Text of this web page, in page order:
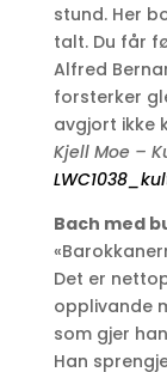
stund. Her
talt. Du får
Alfred
forsterker
avgjort ikke
Kjell Moe –
Bach med
Det er
opplivande
som gjer
Han